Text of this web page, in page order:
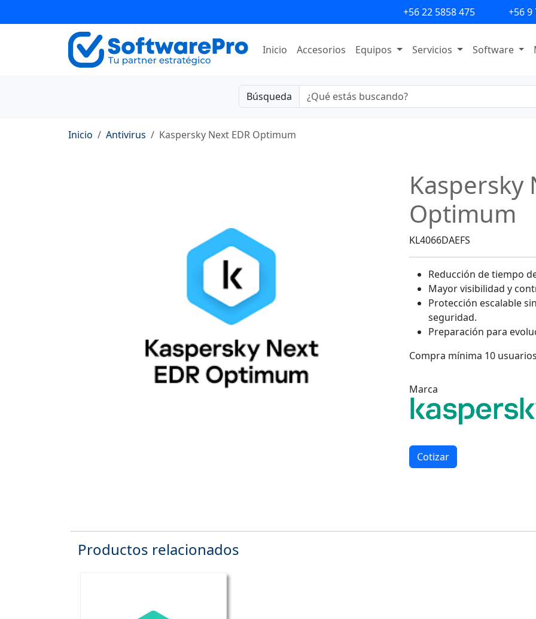
+56 22 5858 475 +56 9
Inicio Accesorios Equipos Servicios Software
Búsqueda
Inicio Antivirus Kaspersky Next EDR Optimum
Kaspersky
Optimum
KL4066DAEFS
Reducción de tiempo
Mayor visibilidad y
Protección escalable
seguridad.
Preparación para
Compra mínima 10 usuarios
Marca
Cotizar
Productos relacionados